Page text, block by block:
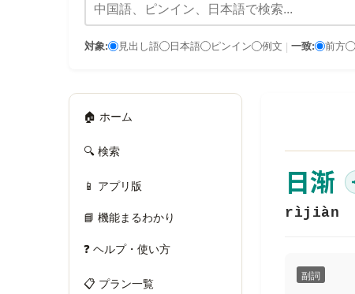
対象: 見出し語 日本語 ピンイン 例文 | 一致: 前方
🏠 ホーム
🔍 検索
📱 アプリ版
📘 機能まるわかり
❓ ヘルプ・使い方
📋 プラン一覧
日渐
rìjiàn
副詞